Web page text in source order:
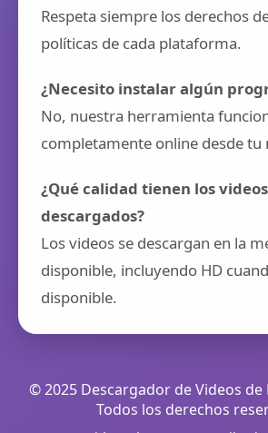
Respeta siempre los derechos
políticas de cada plataforma.
¿Necesito instalar algún
No, nuestra herramienta
completamente online desde tu
¿Qué calidad tienen los videos
descargados?
Los videos se descargan en la
disponible, incluyendo HD
disponible.
© 2025 Descargador de Videos de
Todos los derechos